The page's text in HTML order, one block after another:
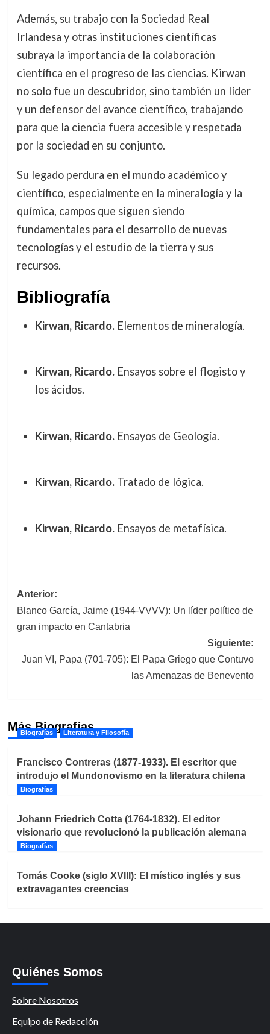
Además, su trabajo con la Sociedad Real
Irlandesa y otras instituciones científicas
subraya la importancia de la colaboración
científica en el progreso de las ciencias. Kirwan
no solo fue un descubridor, sino también un líder
y un defensor del avance científico, trabajando
para que la ciencia fuera accesible y respetada
por la sociedad en su conjunto.
Su legado perdura en el mundo académico y
científico, especialmente en la mineralogía y la
química, campos que siguen siendo
fundamentales para el desarrollo de nuevas
tecnologías y el estudio de la tierra y sus
recursos.
Bibliografía
Kirwan, Ricardo.Elementos de mineralogía.
Kirwan, Ricardo.Ensayos sobre el flogisto y
los ácidos.
Kirwan, Ricardo.Ensayos de Geología.
Kirwan, Ricardo.Tratado de lógica.
Kirwan, Ricardo.Ensayos de metafísica.
Navegación
de
entradas
Anterior:
Blanco García, Jaime (1944-VVVV): Un líder político de
gran impacto en Cantabria
Siguiente:
Juan VI, Papa (701-705): El Papa Griego que Contuvo
las Amenazas de Benevento
Más Biografías
Biografías Literatura y Filosofía
Francisco Contreras (1877-1933). El escritor que
introdujo el Mundonovismo en la literatura chilena
Biografías
Johann Friedrich Cotta (1764-1832). El editor
visionario que revolucionó la publicación alemana
Biografías
Tomás Cooke (siglo XVIII): El místico inglés y sus
extravagantes creencias
Quiénes Somos
Sobre Nosotros
Equipo de Redacción